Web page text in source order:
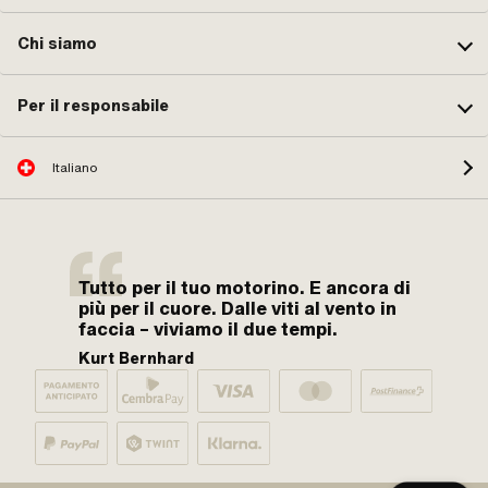
Chi siamo
Per il responsabile
Italiano
Tutto per il tuo motorino. E ancora di
più per il cuore. Dalle viti al vento in
faccia – viviamo il due tempi.
Kurt Bernhard